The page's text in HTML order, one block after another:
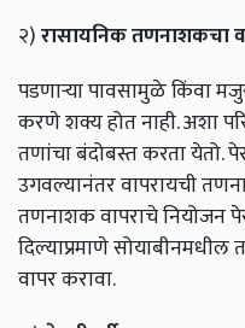
२)रासायनिक तणनाशकचा
पडणार्‍या पावसामुळे किंवा
करणे शक्य होत नाही. अशा
तणांचा बंदोबस्त करता येतो.
उगवल्यानंतर वापरायची
तणनाशक वापराचे नियोजन
दिल्याप्रमाणे
वापर करावा.